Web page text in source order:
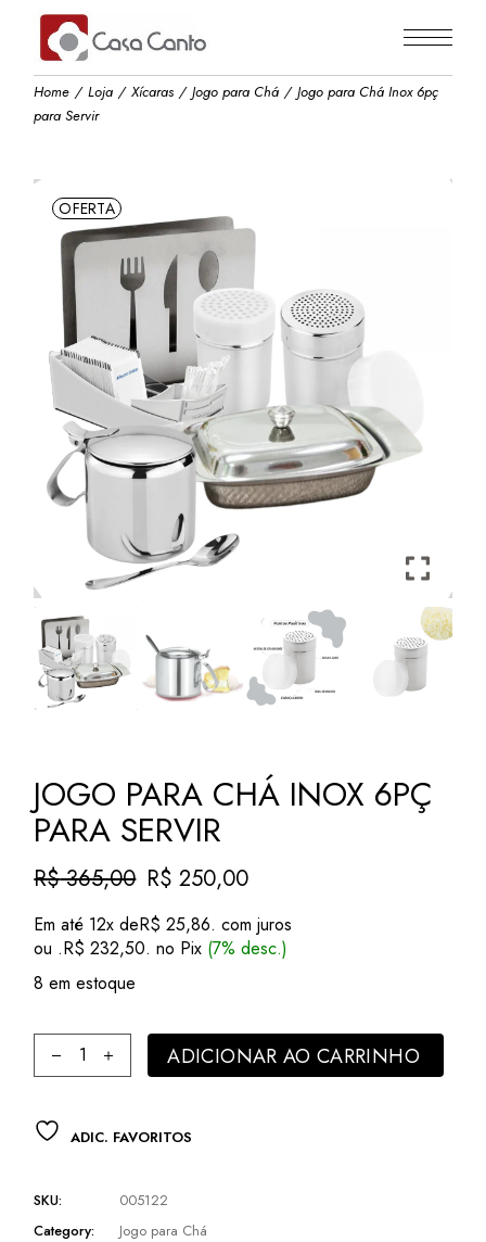
content
Home Loja Xícaras Jogo para Chá
Jogo para Chá Inox 6pç
para Servir
OFERTA
JOGO PARA CHÁ INOX 6PÇ
PARA SERVIR
R$365,00
O
preço
original
era:
R$ 365,00.
R$ 250,00
O
preço
atual
é:
R$ 250,00.
Em até 12x deR$ 25,86. com juros
ou .R$ 232,50. no Pix (7% desc.)
8 em estoque
Jogo para Chá Inox 6pç para Servir quantity
ADICIONAR AO CARRINHO
ADIC. FAVORITOS
SKU:
005122
Category:
Jogo para Chá